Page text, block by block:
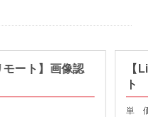
モート】画像認
【
ト
単